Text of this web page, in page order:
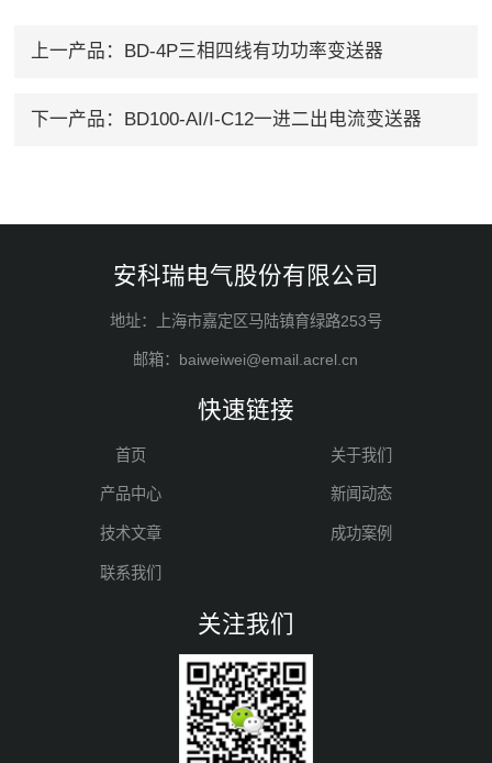
上一产品： BD-4P三相四线有功功率变送器
下一产品： BD100-AI/I-C12一进二出电流变送器
安科瑞电气股份有限公司
地址：上海市嘉定区马陆镇育绿路253号
邮箱：baiweiwei@email.acrel.cn
快速链接
首页 关于我们
产品中心 新闻动态
技术文章 成功案例
联系我们
关注我们